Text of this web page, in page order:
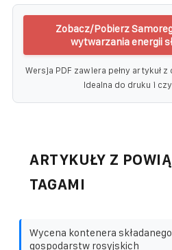
Zobacz/Pobierz
wytwarzania energii
Wersja PDF zawiera pełny artykuł
Idealna do druku i
ARTYKUŁY Z
TAGAMI
Wycena kontenera
gospodarstw rosyjskich